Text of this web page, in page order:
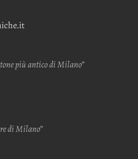
più antico di Milano”
di Milano”